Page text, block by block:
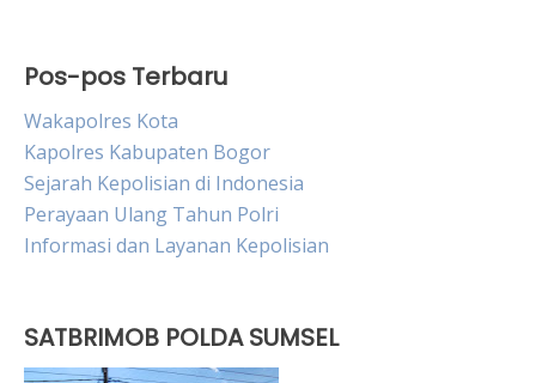
Pos-pos Terbaru
Wakapolres Kota
Kapolres Kabupaten Bogor
Sejarah Kepolisian di Indonesia
Perayaan Ulang Tahun Polri
Informasi dan Layanan Kepolisian
SATBRIMOB POLDA SUMSEL